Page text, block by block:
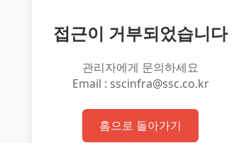
접근이 거부되었습니다
관리자에게 문의하세요
Email : sscinfra@ssc.co.kr
홈으로 돌아가기